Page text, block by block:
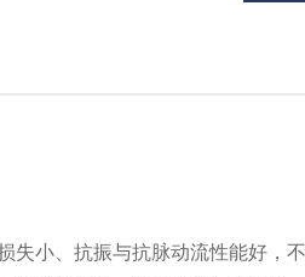
失小、抗振与抗脉动流性能好，